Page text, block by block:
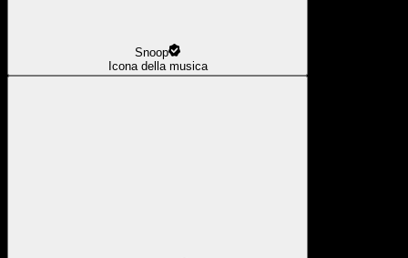
Snoop
Icona della musica